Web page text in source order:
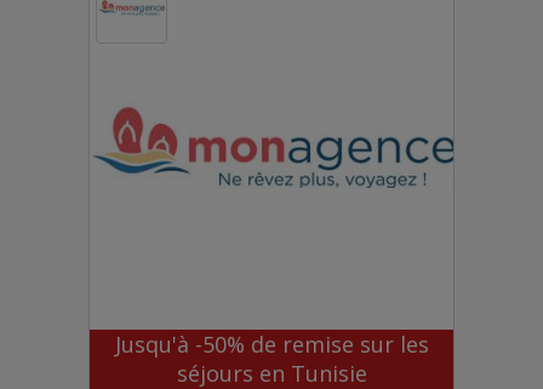
Jusqu'à -50% de remise sur les
séjours en Tunisie